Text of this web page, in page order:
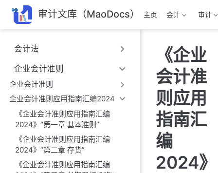
跳
至
主
內
容
审计文库（MaoDocs） 主页 会计 审计
会计法
企业会计准则
企业会计准则
企业会计准则应用指南汇编2024
《企业会计准则应用指南汇编
2024》“第一章 基本准则”
《企业会计准则应用指南汇编
2024》“第二章 存货”
《企业会计准则应用指南汇编
《企业
会计准
则应用
指南汇
编
2024》